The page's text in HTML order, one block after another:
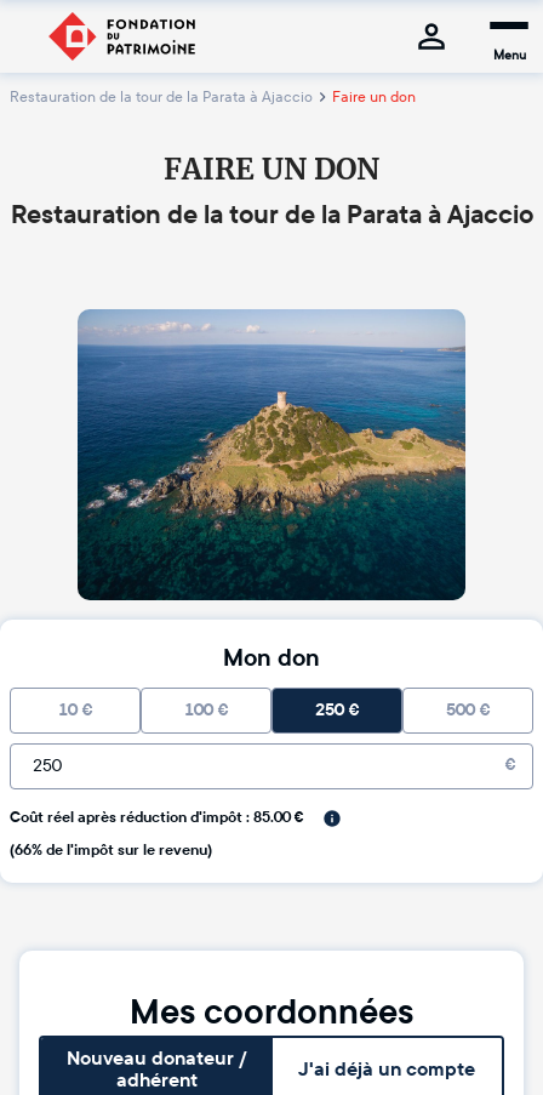
Menu
Restauration de la tour de la Parata à Ajaccio Faire un don
FAIRE UN DON
Restauration de la tour de la Parata à Ajaccio
Mon don
10 € 100 € 250€ 500 €
€
Coût réel après réduction d'impôt : 85.00 €
(66% de l'impôt sur le revenu)
Mes coordonnées
Nouveau donateur /
adhérent
J'ai déjà un compte